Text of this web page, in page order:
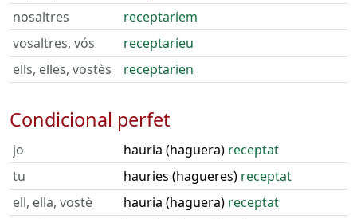
nosaltres
receptaríem
vosaltres, vós
receptaríeu
ells, elles, vostès
receptarien
Condicional perfet
jo hauria (haguera) receptat
tu
hauries (hagueres) receptat
ell, ella, vostè
hauria (haguera) receptat